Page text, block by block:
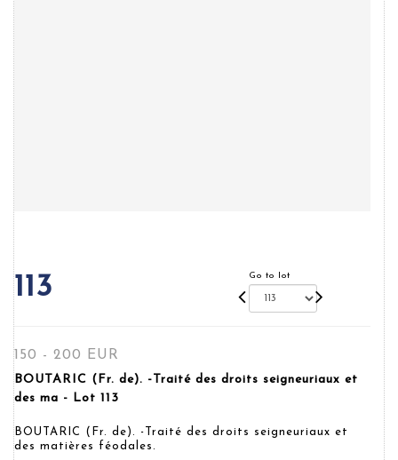
113 Go to lot
150 - 200 EUR
BOUTARIC (Fr. de). -Traité des droits seigneuriaux et
des ma - Lot 113
BOUTARIC (Fr. de). -Traité des droits seigneuriaux et
des matières féodales.